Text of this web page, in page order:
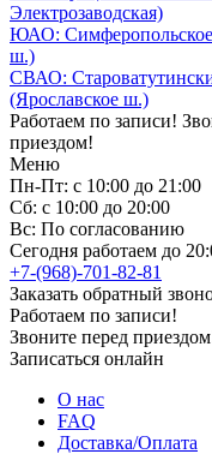
Электрозаводская)
ЮАО:
ш.)
СВАО:
(Ярославское ш.)
Работаем по записи!
приездом!
Меню
Пн-Пт: с 10:00 до 21:00
Сб: с 10:00 до 20:00
Вс: По согласованию
Сегодня работаем до
+7-(968)-701-82-81
Заказать обратный
Работаем по записи!
Звоните перед
Записаться онлайн
О нас
FAQ
Доставка/Оплата